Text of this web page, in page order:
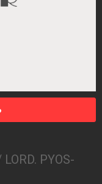
LORD. PYOS-